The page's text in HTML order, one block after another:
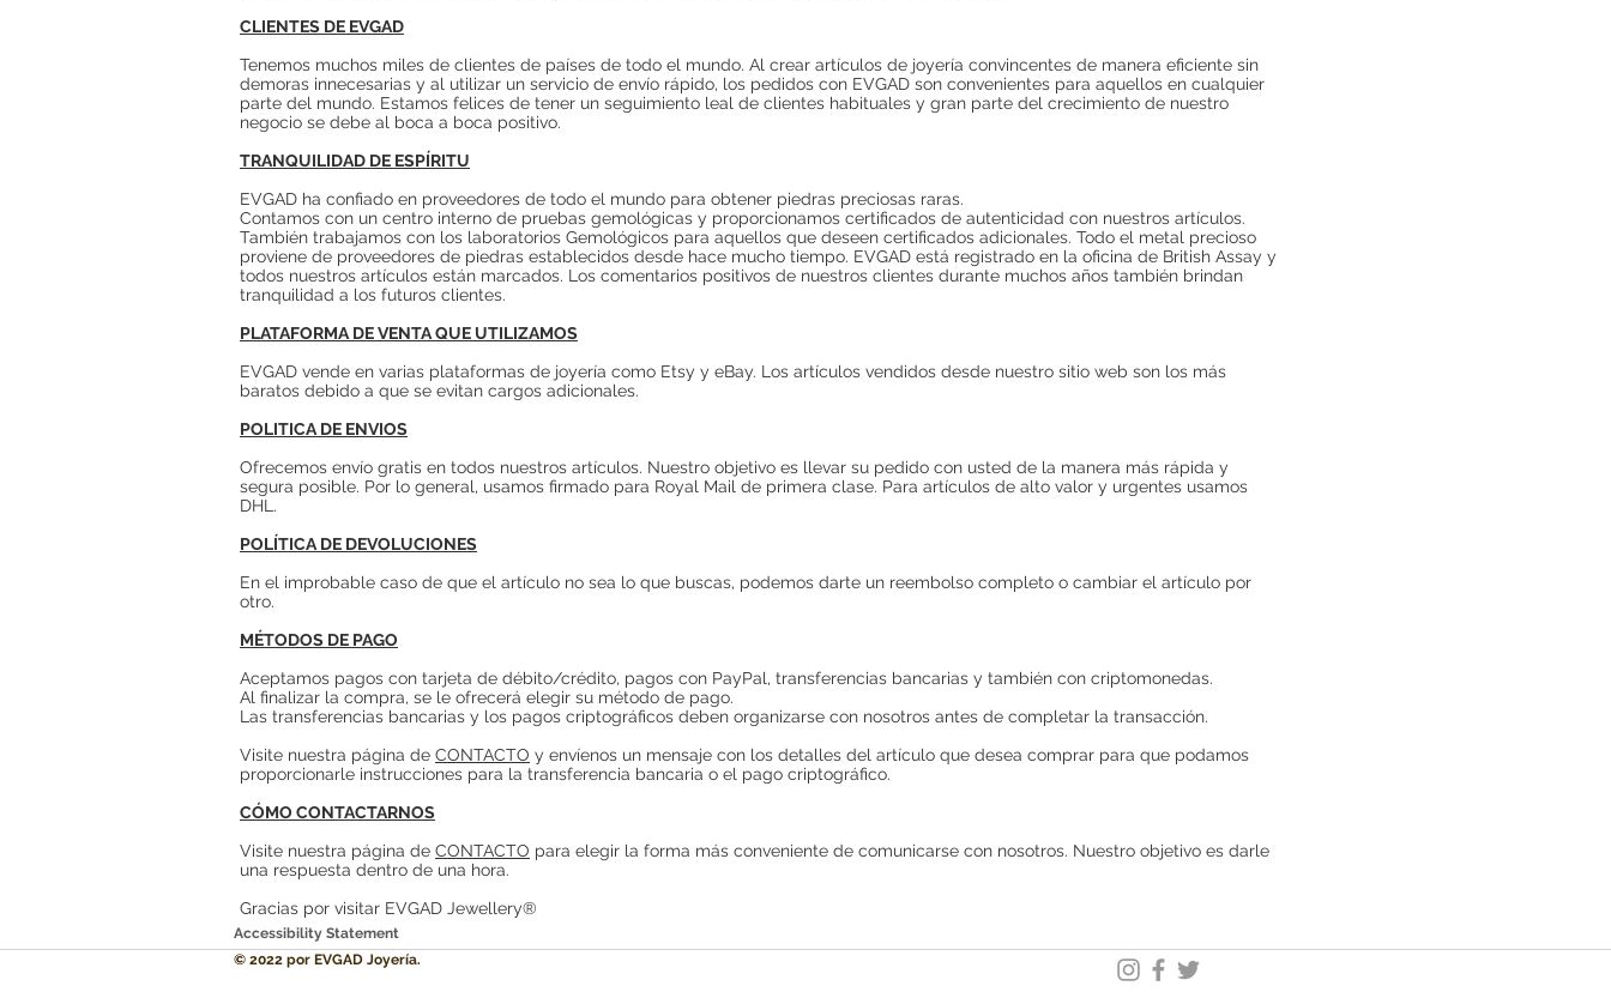
CLIENTES DE EVGAD
Tenemos muchos miles de clientes de países de todo el mundo. Al crear artículos de joyería convincentes de manera eficiente sin
demoras innecesarias y al utilizar un servicio de envío rápido, los pedidos con EVGAD son convenientes para aquellos en cualquier
parte del mundo. Estamos felices de tener un seguimiento leal de clientes habituales y gran parte del crecimiento de nuestro
negocio se debe al boca a boca positivo.
TRANQUILIDAD DE ESPÍRITU
EVGAD ha confiado en proveedores de todo el mundo para obtener piedras preciosas raras.
Contamos con un centro interno de pruebas gemológicas y proporcionamos certificados de autenticidad con nuestros artículos.
También trabajamos con los laboratorios Gemológicos para aquellos que deseen certificados adicionales. Todo el metal precioso
proviene de proveedores de piedras establecidos desde hace mucho tiempo. EVGAD está registrado en la oficina de British Assay y
todos nuestros artículos están marcados. Los comentarios positivos de nuestros clientes durante muchos años también brindan
tranquilidad a los futuros clientes.
PLATAFORMA DE VENTA QUE UTILIZAMOS
EVGAD vende en varias plataformas de joyería como Etsy y eBay. Los artículos vendidos desde nuestro sitio web son los más
baratos debido a que se evitan cargos adicionales.
POLITICA DE ENVIOS
Ofrecemos envío gratis en todos nuestros artículos. Nuestro objetivo es llevar su pedido con usted de la manera más rápida y
segura posible. Por lo general, usamos firmado para Royal Mail de primera clase. Para artículos de alto valor y urgentes usamos
DHL.
POLÍTICA DE DEVOLUCIONES
En el improbable caso de que el artículo no sea lo que buscas, podemos darte un reembolso completo o cambiar el artículo por
otro.
MÉTODOS DE PAGO
Aceptamos pagos con tarjeta de débito/crédito, pagos con PayPal, transferencias bancarias y también con criptomonedas.
Al finalizar la compra, se le ofrecerá elegir su método de pago.
Las transferencias bancarias y los pagos criptográficos deben organizarse con nosotros antes de completar la transacción.
Visite nuestra página de CONTACTO y envíenos un mensaje con los detalles del artículo que desea comprar para que podamos
proporcionarle instrucciones para la transferencia bancaria o el pago criptográfico.
CÓMO CONTACTARNOS
Visite nuestra página de CONTACTO para elegir la forma más conveniente de comunicarse con nosotros. Nuestro objetivo es darle
una respuesta dentro de una hora.
Gracias por visitar EVGAD Jewellery®
Accessibility Statement
© 2022 por EVGAD Joyería.